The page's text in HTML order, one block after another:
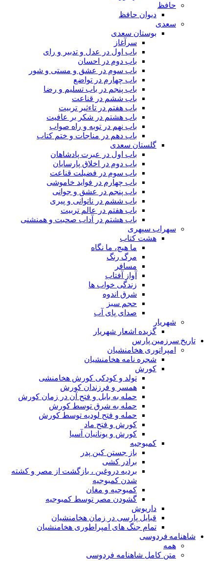
حافظ
دیوان حافظ
سعدی
بوستان سعدی
سرآغاز
باب اول در عدل و تدبیر و رای
باب دوم در احسان
باب سوم در عشق و مستی و شور
باب چهارم در تواضع
باب پنجم در باب تسلیم و رضا
باب ششم در قناعت
باب هفتم در تاءثیر تربیت
باب هشتم در شکر بر عافیت
باب نهم در توبه و راه صواب
باب دهم در مناجات و ختم کتاب
گلستان سعدی
باب اول در عبرت پادشاهان
باب دوم در اخلاق پارسایان
باب سوم در فضیلت قناعت
باب چهارم در فواید خاموشى
باب پنجم در عشق و جوانى
باب ششم در ناتوانى و پیرى
باب هفتم در عالم تربیت
باب هشتم در آداب صحبت و همنشنى
سهراب سپهری
هشت کتاب
ما هیچ، ما نگاه
مرگ رنگ
مسافر
آواز آفتاب
زندگی خواب ها
شرق اندوه
حجم سبز
صدای پای آب
شهریار
گزیده اشعار شهریار
تاریخ سرزمین پارس
امپراتوری هخامنشیان
شجره نامه هخامنشیان
کورش
تولد و کودکی کورش هخامنشی
همسر و فرزندان کورش
حمله به بابل و فتح آن در زمان کورش
حمله به شرق توسط کورش
حمله و فتح لودیه توسط کورش
کورش و فتح ماد
کورش و یونانیان آسیا
کمبوجیه
باز جستن کین پدر
برادر کشی
بردیه دروغین ، بازگشت از مصر و کشته
شدن کمبوجیه
کمبوجیه و مغان
گشودن مصر توسط کمبوجیه
داریوش
قبایل پارسی در زمان هخامنشیان
تمام جنگ های امپراطوری هخامنشیان
شاهنامه فردوسی
همه
متن کامل شاهنامه فردوسی